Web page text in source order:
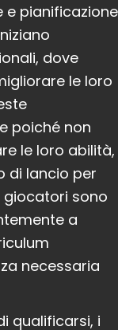
e pianificazione
dove
le loro
poiché non
le loro abilità,
di lancio per
giocatori sono
a
necessaria
qualificarsi, i